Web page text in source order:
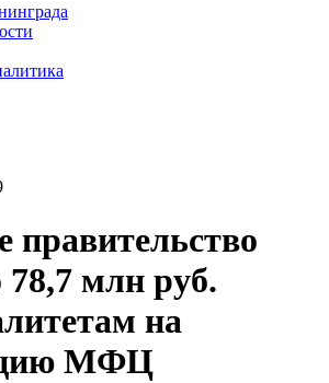
правительство
млн руб.
на
МФЦ